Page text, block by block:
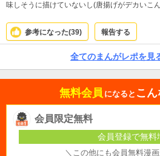
味しそうに描けていないし(唐揚げがデカいこ
いる)、何故か畳み掛けるように長文で説明文
ション(絵が下手だから説明文で補ってるのか
オタクの喜びそうなキッショい台詞(こんなや
参考になった(39) 報告する
全てのまんがレポを見
無料会員 になると こん
会員限定無料
会員登録で無料
＼この他にも会員無料漫